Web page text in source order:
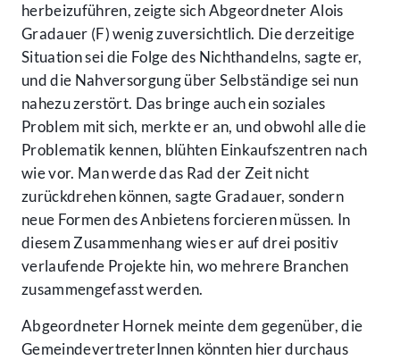
herbeizuführen, zeigte sich Abgeordneter Alois
Gradauer (F) wenig zuversichtlich. Die derzeitige
Situation sei die Folge des Nichthandelns, sagte er,
und die Nahversorgung über Selbständige sei nun
nahezu zerstört. Das bringe auch ein soziales
Problem mit sich, merkte er an, und obwohl alle die
Problematik kennen, blühten Einkaufszentren nach
wie vor. Man werde das Rad der Zeit nicht
zurückdrehen können, sagte Gradauer, sondern
neue Formen des Anbietens forcieren müssen. In
diesem Zusammenhang wies er auf drei positiv
verlaufende Projekte hin, wo mehrere Branchen
zusammengefasst werden.
Abgeordneter Hornek meinte dem gegenüber, die
GemeindevertreterInnen könnten hier durchaus